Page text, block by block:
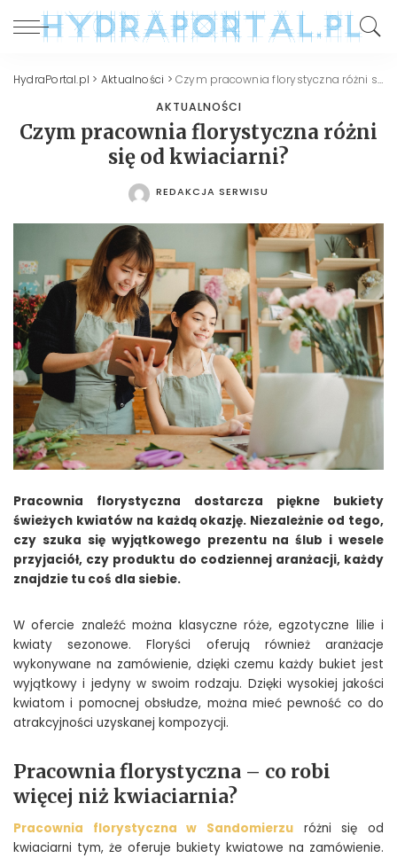
HydraPortal.pl > Aktualności >Czym pracownia florystyczna różni się od kwiaciarni?
AKTUALNOŚCI
Czym pracownia florystyczna różni
się od kwiaciarni?
POSTED
REDAKCJA SERWISU
Pracownia florystyczna dostarcza piękne bukiety
świeżych kwiatów na każdą okazję. Niezależnie od tego,
czy szuka się wyjątkowego prezentu na ślub i wesele
przyjaciół, czy produktu do codziennej aranżacji, każdy
znajdzie tu coś dla siebie.
W ofercie znaleźć można klasyczne róże, egzotyczne lilie i
kwiaty sezonowe. Floryści oferują również aranżacje
wykonywane na zamówienie, dzięki czemu każdy bukiet jest
wyjątkowy i jedyny w swoim rodzaju. Dzięki wysokiej jakości
kwiatom i pomocnej obsłudze, można mieć pewność co do
atrakcyjności uzyskanej kompozycji.
Pracownia florystyczna – co robi
więcej niż kwiaciarnia?
Pracownia florystyczna w Sandomierzu różni się od
kwiaciarni tym, że oferuje bukiety kwiatowe na zamówienie.